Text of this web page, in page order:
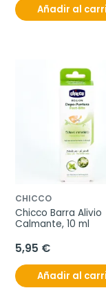
Añadir al
CHICCO
Chicco Barra Alivio
Calmante, 10 ml
5,95 €
Añadir al